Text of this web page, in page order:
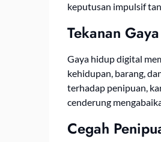
keputusan impulsif
Tekanan
Gaya hidup digital
kehidupan, barang,
terhadap penipuan,
cenderung
Cegah